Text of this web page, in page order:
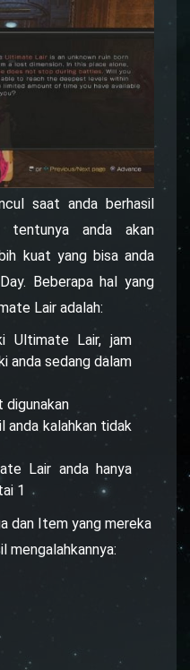
saat anda berhasil
tentunya anda akan
kuat yang bisa anda
Beberapa hal yang
Lair adalah:
Ultimate Lair, jam
anda sedang dalam
digunakan
anda kalahkan tidak
Lair anda hanya
1
dan Item yang mereka
mengalahkannya: